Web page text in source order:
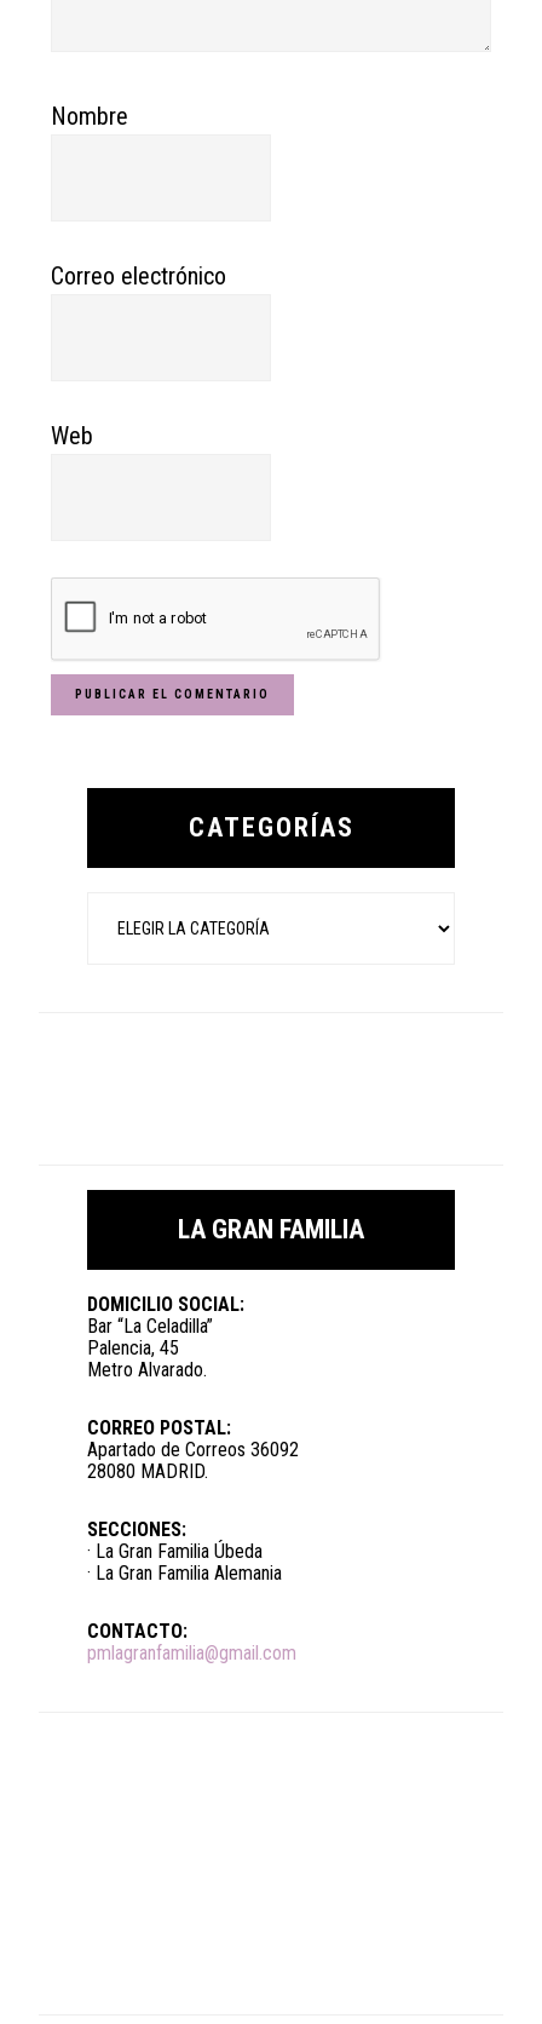
Nombre
Correo electrónico
Web
Primary
CATEGORÍAS
LA GRAN FAMILIA
DOMICILIO SOCIAL:
Bar “La Celadilla”
Palencia, 45
Metro Alvarado.
CORREO POSTAL:
Apartado de Correos 36092
28080 MADRID.
SECCIONES:
· La Gran Familia Úbeda
· La Gran Familia Alemania
CONTACTO:
pmlagranfamilia@gmail.com